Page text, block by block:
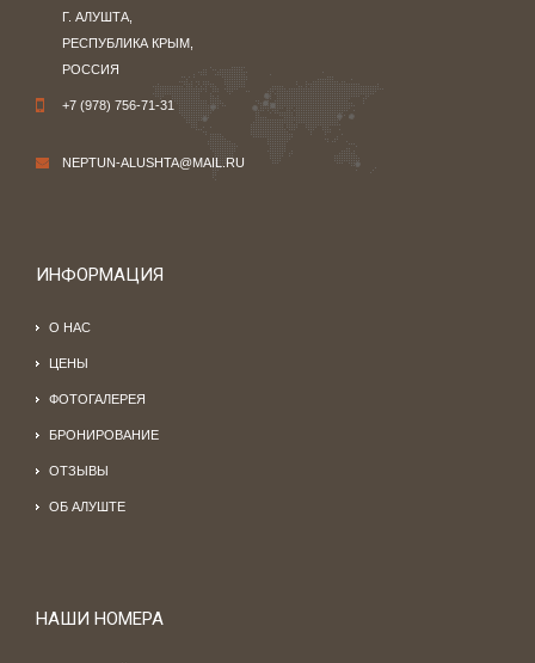
Г. АЛУШТА,
РЕСПУБЛИКА КРЫМ,
РОССИЯ
+7 (978) 756-71-31
NEPTUN-ALUSHTA@MAIL.RU
ИНФОРМАЦИЯ
О НАС
ЦЕНЫ
ФОТОГАЛЕРЕЯ
БРОНИРОВАНИЕ
ОТЗЫВЫ
ОБ АЛУШТЕ
НАШИ НОМЕРА